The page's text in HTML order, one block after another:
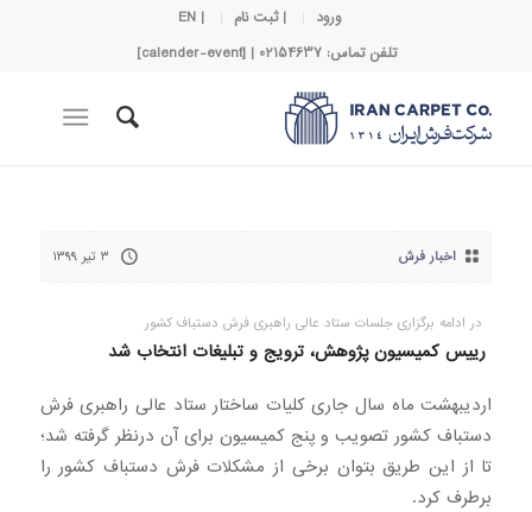
ورود | ثبت نام
| EN
تلفن تماس: 02154637 | [calender-event]
اخبار فرش ۳ تیر ۱۳۹۹
در ادامه برگزاری جلسات ستاد عالی راهبری فرش دستباف کشور
رییس کمیسیون پژوهش، ترویج و تبلیغات انتخاب شد
اردیبهشت ماه سال جاری کلیات ساختار ستاد عالی راهبری فرش
دستباف کشور تصویب و پنج کمیسیون برای آن درنظر گرفته شد؛
تا از این طریق بتوان برخی از مشکلات فرش دستباف کشور را
برطرف کرد.